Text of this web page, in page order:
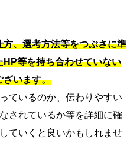
、選考方法等をつぶさに準
等を持ち合わせていない
ざいます。
ているのか、伝わりやすい
されているか等を詳細に確
ていくと良いかもしれませ